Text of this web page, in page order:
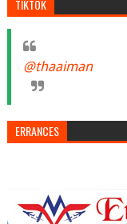
TIKTOK
@thaaiman
ERRANCES